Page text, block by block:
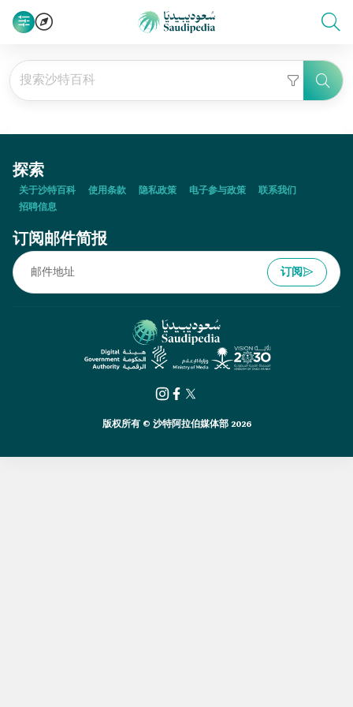
探索
关于沙特百科 使用条款 隐私政策 电子参与政策
联系我们
招聘信息
订阅邮件简报
订阅
版权所有 © 沙特阿拉伯媒体部 2026